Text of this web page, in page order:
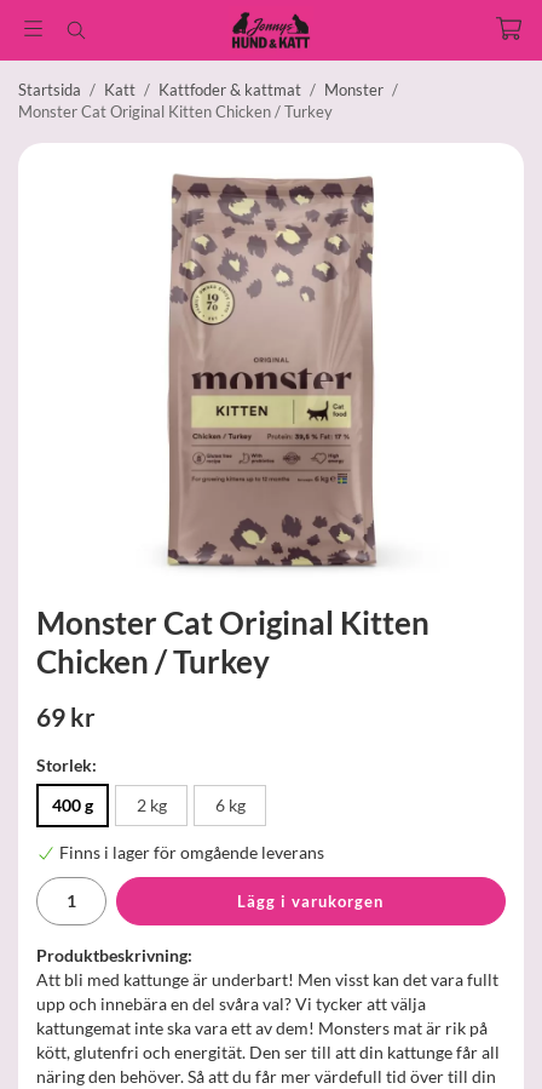
Startsida / Katt / Kattfoder & kattmat / Monster /
Monster Cat Original Kitten Chicken / Turkey
Monster Cat Original Kitten
Chicken / Turkey
69 kr
Storlek:
400 g
2 kg 6 kg
Finns i lager för omgående leverans
Lägg i varukorgen
Produktbeskrivning:
Att bli med kattunge är underbart! Men visst kan det vara fullt
upp och innebära en del svåra val? Vi tycker att välja
kattungemat inte ska vara ett av dem! Monsters mat är rik på
kött, glutenfri och energität. Den ser till att din kattunge får all
näring den behöver. Så att du får mer värdefull tid över till din